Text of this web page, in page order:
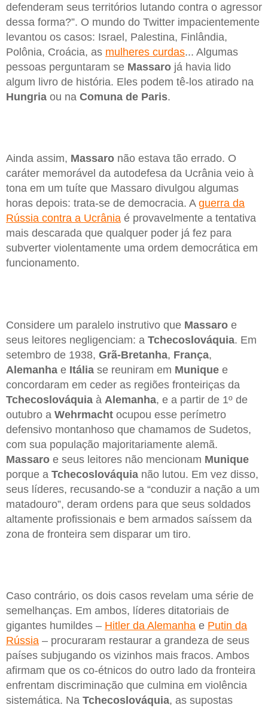
defenderam seus territórios lutando contra o agressor
dessa forma?”. O mundo do Twitter impacientemente
levantou os casos: Israel, Palestina, Finlândia,
Polônia, Croácia, as mulheres curdas... Algumas
pessoas perguntaram se Massaro já havia lido
algum livro de história. Eles podem tê-los atirado na
Hungria ou na Comuna de Paris.
Ainda assim, Massaro não estava tão errado. O
caráter memorável da autodefesa da Ucrânia veio à
tona em um tuíte que Massaro divulgou algumas
horas depois: trata-se de democracia. A guerra da
Rússia contra a Ucrânia é provavelmente a tentativa
mais descarada que qualquer poder já fez para
subverter violentamente uma ordem democrática em
funcionamento.
Considere um paralelo instrutivo que Massaro e
seus leitores negligenciam: a Tchecoslováquia. Em
setembro de 1938, Grã-Bretanha, França,
Alemanha e Itália se reuniram em Munique e
concordaram em ceder as regiões fronteiriças da
Tchecoslováquia à Alemanha, e a partir de 1º de
outubro a Wehrmacht ocupou esse perímetro
defensivo montanhoso que chamamos de Sudetos,
com sua população majoritariamente alemã.
Massaro e seus leitores não mencionam Munique
porque a Tchecoslováquia não lutou. Em vez disso,
seus líderes, recusando-se a “conduzir a nação a um
matadouro”, deram ordens para que seus soldados
altamente profissionais e bem armados saíssem da
zona de fronteira sem disparar um tiro.
Caso contrário, os dois casos revelam uma série de
semelhanças. Em ambos, líderes ditatoriais de
gigantes humildes – Hitler da Alemanha e Putin da
Rússia – procuraram restaurar a grandeza de seus
países subjugando os vizinhos mais fracos. Ambos
afirmam que os co-étnicos do outro lado da fronteira
enfrentam discriminação que culmina em violência
sistemática. Na Tchecoslováquia, as supostas